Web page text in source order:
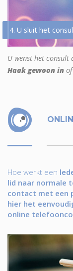
4. U sluit het
U wenst het consult
Haak gewoon in
Hoe werkt een
lid naar normale
contact met een
hier het
online